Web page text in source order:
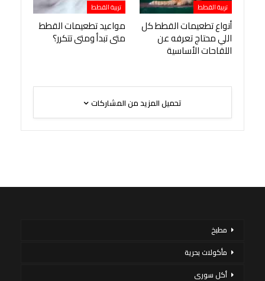
تربية القطط
أنواع تطعيمات القطط كل
اللي محتاج تعرفه عن
اللقاحات الأساسية
تربية القطط
مواعيد تطعيمات القطط
متى تبدأ ومتى تتكرر؟
تحميل المزيد من المشاركات
مطبخ
مأكولات بحرية
أكل سورى